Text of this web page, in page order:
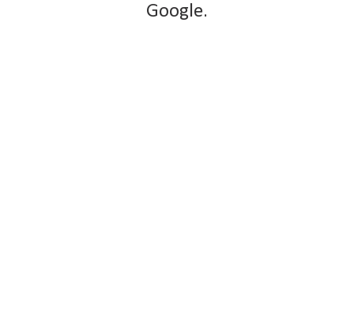
Google.